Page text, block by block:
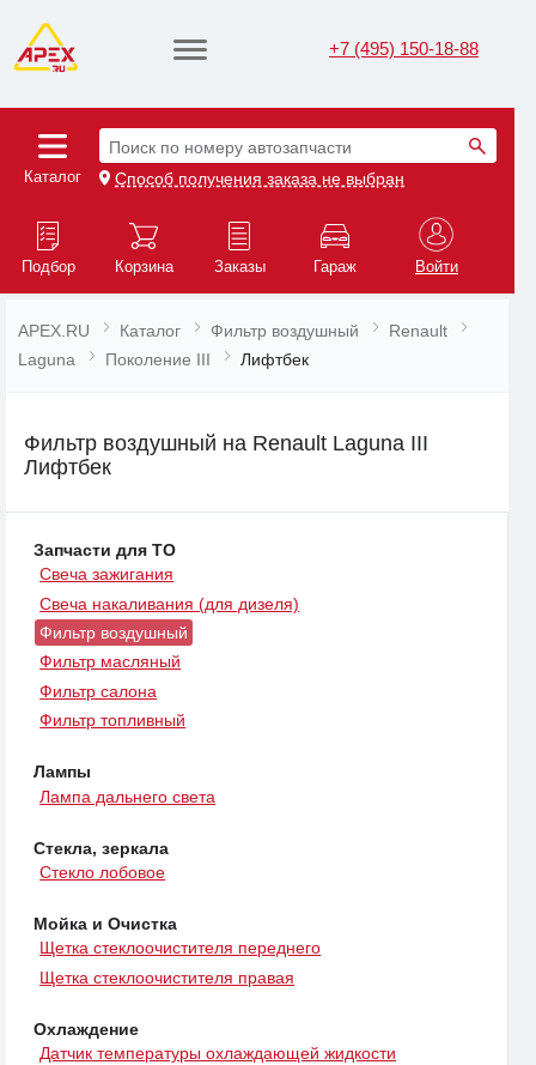
+7 (495) 150-18-88
Каталог
Поиск по номеру автозапчасти
Способ получения заказа не выбран
Подбор Корзина Заказы Гараж Войти
APEX.RU Каталог Фильтр воздушный
Renault
Laguna
Поколение III Лифтбек
Фильтр воздушный на Renault Laguna III
Лифтбек
Запчасти для ТО
Свеча зажигания
Свеча накаливания (для дизеля)
Фильтр воздушный
Фильтр масляный
Фильтр салона
Фильтр топливный
Лампы
Лампа дальнего света
Стекла, зеркала
Стекло лобовое
Мойка и Очистка
Щетка стеклоочистителя переднего
Щетка стеклоочистителя правая
Охлаждение
Датчик температуры охлаждающей жидкости